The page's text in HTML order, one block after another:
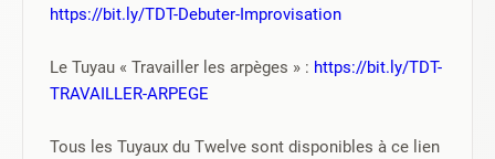
https://bit.ly/TDT-Debuter-Improvisation
Le Tuyau « Travailler les arpèges » : https://bit.ly/TDT-
TRAVAILLER-ARPEGE
Tous les Tuyaux du Twelve sont disponibles à ce lien